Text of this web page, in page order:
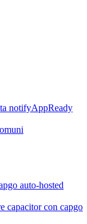
notifyAppReady
auto-hosted
capacitor con capgo